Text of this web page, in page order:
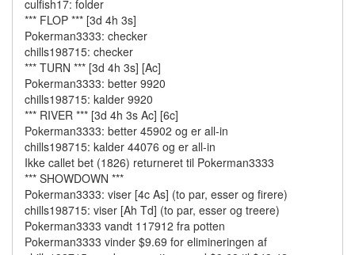
culfish17: folder
*** FLOP *** [3d 4h 3s]
Pokerman3333: checker
chills198715: checker
*** TURN *** [3d 4h 3s] [Ac]
Pokerman3333: better 9920
chills198715: kalder 9920
*** RIVER *** [3d 4h 3s Ac] [6c]
Pokerman3333: better 45902 og er all-in
chills198715: kalder 44076 og er all-in
Ikke callet bet (1826) returneret til Pokerman3333
*** SHOWDOWN ***
Pokerman3333: viser [4c As] (to par, esser og firere)
chills198715: viser [Ah Td] (to par, esser og treere)
Pokerman3333 vandt 117912 fra potten
Pokerman3333 vinder $9.69 for elimineringen af